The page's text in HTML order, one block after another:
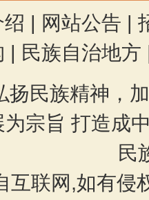
| 网站公告 |
| 民族自治地方
扬民族精神，
宗旨 打造成
民
互联网,如有